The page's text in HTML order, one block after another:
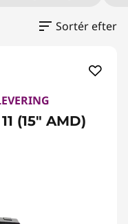
Sortér efter
(15" AMD)